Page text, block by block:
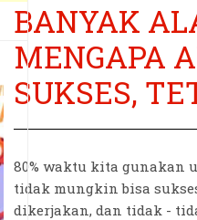
BANYAK
MENGAPA
SUKSES,
80% waktu kita gunakan
tidak mungkin bisa
dikerjakan, dan tidak -